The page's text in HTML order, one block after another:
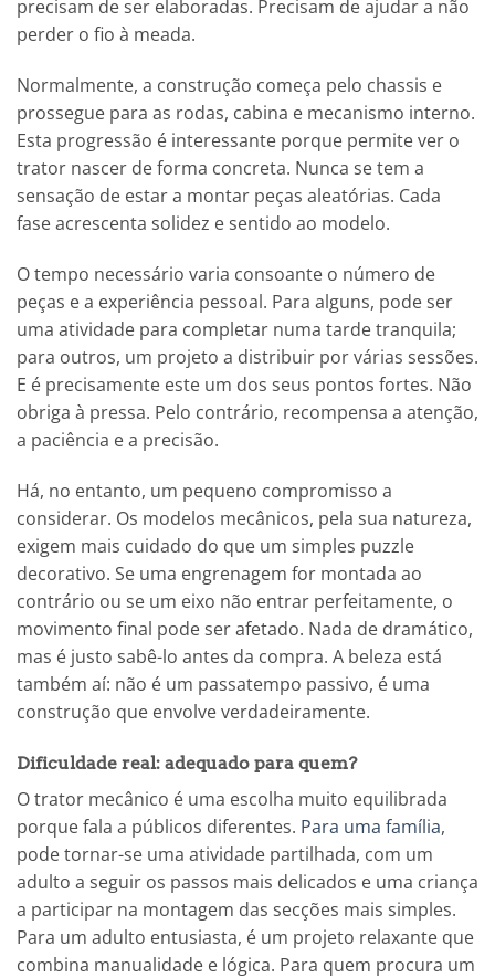
precisam de ser elaboradas. Precisam de ajudar a não
perder o fio à meada.
Normalmente, a construção começa pelo chassis e
prossegue para as rodas, cabina e mecanismo interno.
Esta progressão é interessante porque permite ver o
trator nascer de forma concreta. Nunca se tem a
sensação de estar a montar peças aleatórias. Cada
fase acrescenta solidez e sentido ao modelo.
O tempo necessário varia consoante o número de
peças e a experiência pessoal. Para alguns, pode ser
uma atividade para completar numa tarde tranquila;
para outros, um projeto a distribuir por várias sessões.
E é precisamente este um dos seus pontos fortes. Não
obriga à pressa. Pelo contrário, recompensa a atenção,
a paciência e a precisão.
Há, no entanto, um pequeno compromisso a
considerar. Os modelos mecânicos, pela sua natureza,
exigem mais cuidado do que um simples puzzle
decorativo. Se uma engrenagem for montada ao
contrário ou se um eixo não entrar perfeitamente, o
movimento final pode ser afetado. Nada de dramático,
mas é justo sabê-lo antes da compra. A beleza está
também aí: não é um passatempo passivo, é uma
construção que envolve verdadeiramente.
Dificuldade real: adequado para quem?
O trator mecânico é uma escolha muito equilibrada
porque fala a públicos diferentes. Para uma família,
pode tornar-se uma atividade partilhada, com um
adulto a seguir os passos mais delicados e uma criança
a participar na montagem das secções mais simples.
Para um adulto entusiasta, é um projeto relaxante que
combina manualidade e lógica. Para quem procura um